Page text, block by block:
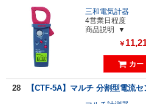
三和電気計器
4営業日程度
商品説明
￥
28 【CTF-5A】マルチ 分割型電流